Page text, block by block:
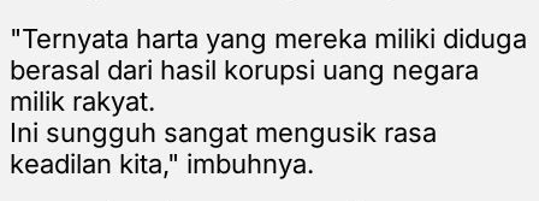
"Ternyata harta yang mereka miliki diduga
berasal dari hasil korupsi uang negara
milik rakyat.
Ini sungguh sangat mengusik rasa
keadilan kita," imbuhnya.